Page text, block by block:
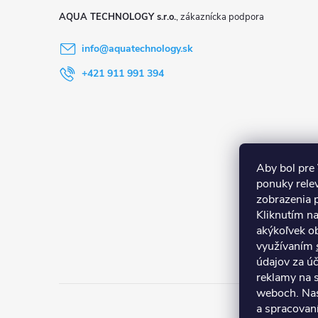
Aby bol pre
ponuky
zobrazenia
Kliknutím
akýkoľvek
využívaním
údajov za
reklamy na
weboch.
a
AQUA TECHNOLOGY s.r.o.
info@aquatechnology.sk
+421 911 991 394